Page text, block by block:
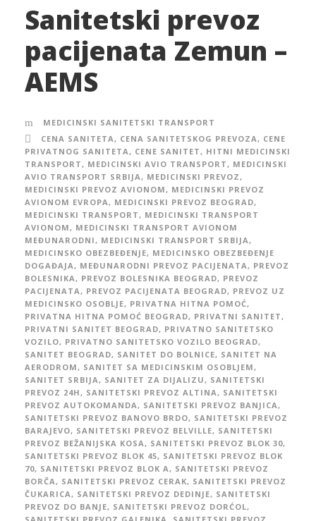
Sanitetski prevoz
pacijenata Zemun –
AEMS
MEDICINSKI SANITETSKI TRANSPORT
CENA SANITETA , CENA SANITETSKOG PREVOZA , CENE
PRIVATNOG SANITETA , CENE SANITET , HITNI MEDICINSKI
TRANSPORT , MEDICINSKI AVIO TRANSPORT , MEDICINSKI
AVIO TRANSPORT SRBIJA , MEDICINSKI PREVOZ ,
MEDICINSKI PREVOZ AVIONOM , MEDICINSKI PREVOZ
AVIONOM EVROPA , MEDICINSKI PREVOZ BEOGRAD,
MEDICINSKI TRANSPORT , MEDICINSKI TRANSPORT
AVIONOM , MEDICINSKI TRANSPORT AVIONOM
MEĐUNARODNI , MEDICINSKI TRANSPORT SRBIJA ,
MEDICINSKO OBEZBEĐENJE, MEDICINSKO OBEZBEĐENJE
DOGAĐAJA , MEĐUNARODNI PREVOZ PACIJENATA , PREVOZ
BOLESNIKA , PREVOZ BOLESNIKA BEOGRAD, PREVOZ
PACIJENATA , PREVOZ PACIJENATA BEOGRAD, PREVOZ UZ
MEDICINSKO OSOBLJE, PRIVATNA HITNA POMOĆ,
PRIVATNA HITNA POMOĆ BEOGRAD, PRIVATNI SANITET ,
PRIVATNI SANITET BEOGRAD, PRIVATNO SANITETSKO
VOZILO, PRIVATNO SANITETSKO VOZILO BEOGRAD,
SANITET BEOGRAD, SANITET DO BOLNICE, SANITET NA
AERODROM , SANITET SA MEDICINSKIM OSOBLJEM ,
SANITET SRBIJA , SANITET ZA DIJALIZU , SANITETSKI
PREVOZ 24H , SANITETSKI PREVOZ ALTINA , SANITETSKI
PREVOZ AUTOKOMANDA , SANITETSKI PREVOZ BANJICA ,
SANITETSKI PREVOZ BANOVO BRDO, SANITETSKI PREVOZ
BARAJEVO, SANITETSKI PREVOZ BELVILLE, SANITETSKI
PREVOZ BEŽANIJSKA KOSA , SANITETSKI PREVOZ BLOK 30,
SANITETSKI PREVOZ BLOK 45, SANITETSKI PREVOZ BLOK
70, SANITETSKI PREVOZ BLOK A , SANITETSKI PREVOZ
BORČA , SANITETSKI PREVOZ CERAK, SANITETSKI PREVOZ
ČUKARICA , SANITETSKI PREVOZ DEDINJE, SANITETSKI
PREVOZ DO BANJE, SANITETSKI PREVOZ DORĆOL,